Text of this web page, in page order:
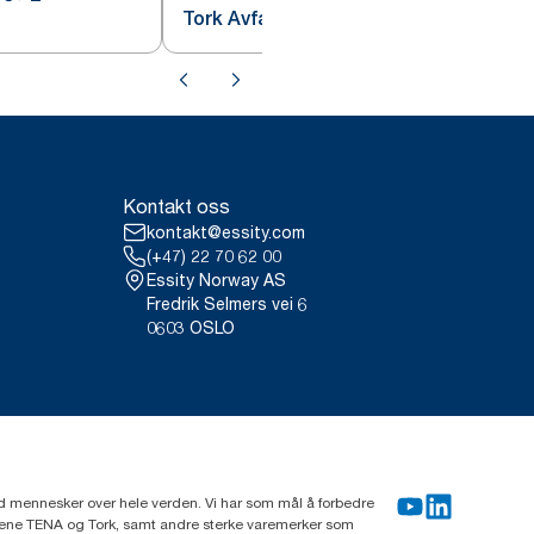
Tork Avfallsbøtte 50 L
Kontakt oss
kontakt@essity.com
(+47) 22 70 62 00
Essity Norway AS
Fredrik Selmers vei 6
0603 OSLO
over hele verden. Vi har som mål å forbedre
TENA og Tork, samt andre sterke varemerker som